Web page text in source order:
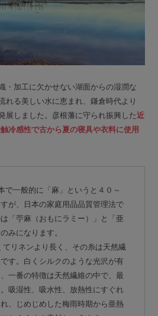
・加工に欠かせない湖面からの湿潤な
れる美しい水に恵まれ、鎌倉時代より
展しました。彦根藩に守られ振興した近
冷感性で古から夏の寝具や衣料に使用
で一般的に「麻」というと４０～
が、日本の家庭用品品質管理法で
「苧麻（おもにラミー）」と「亜
みになります。
リネンより長く、その糸は天然繊
す。白くシルクのような光沢が有
一番の特徴は天然繊維の中で、最
吸湿性、吸水性、放熱性にすぐれ
、じめじめした梅雨時期から亜熱